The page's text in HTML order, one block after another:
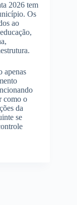
2026 tem
Os
ao
apenas
como o
da
se